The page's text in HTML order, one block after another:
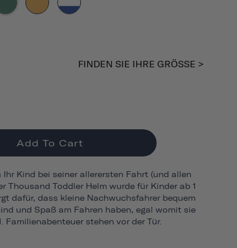
FINDEN SIE IHRE GRÖSSE >
Add To Cart
Ihr Kind bei seiner allerersten Fahrt (und allen
Thousand Toddler Helm wurde für Kinder ab 1
dafür, dass kleine Nachwuchsfahrer bequem
und Spaß am Fahren haben, egal womit sie
Familienabenteuer stehen vor der Tür.